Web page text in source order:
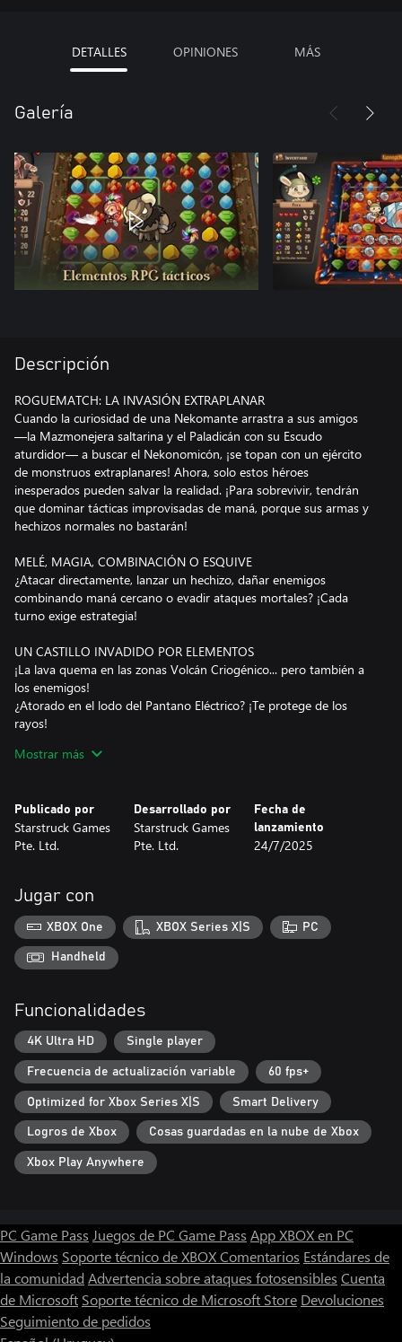
DETALLES OPINIONES MÁS
Galería
Descripción
ROGUEMATCH: LA INVASIÓN EXTRAPLANAR
Cuando la curiosidad de una Nekomante arrastra a sus amigos
—la Mazmonejera saltarina y el Paladicán con su Escudo
aturdidor— a buscar el Nekonomicón, ¡se topan con un ejército
de monstruos extraplanares! Ahora, solo estos héroes
inesperados pueden salvar la realidad. ¡Para sobrevivir, tendrán
que dominar tácticas improvisadas de maná, porque sus armas y
hechizos normales no bastarán!
MELÉ, MAGIA, COMBINACIÓN O ESQUIVE
¿Atacar directamente, lanzar un hechizo, dañar enemigos
combinando maná cercano o evadir ataques mortales? ¡Cada
turno exige estrategia!
UN CASTILLO INVADIDO POR ELEMENTOS
¡La lava quema en las zonas Volcán Criogénico... pero también a
los enemigos!
¿Atorado en el lodo del Pantano Eléctrico? ¡Te protege de los
rayos!
¡Huye del aliento helado de Gelidorochi!
DESCUBRE ESTILOS DE JUEGO
Combina 6 héroes únicos con 6 poderes de maná:
Hechicerdo + Tiempo = Detén el tiempo para turnos extras
Barbárave + Bomba = Experto en combate cuerpo a cuerpo
¡Mejora tu build con hechizos, objetos y mejoras aleatorios del
castillo!
SISTEMAS ROGUELIKE
Mapas generados proceduralmente: Cada partida es única.
+170 hechizos/objetos contra +70 enemigos/jefes.
¿Derrotarás la invasión extraplanar... o tu reino caerá por un
libro?
Mostrar más
Publicado por
Starstruck Games
Pte. Ltd.
Desarrollado por
Starstruck Games
Pte. Ltd.
Fecha de
lanzamiento
24/7/2025
Jugar con
XBOX One XBOX Series X|S PC
Handheld
Funcionalidades
4K Ultra HD Single player
Frecuencia de actualización variable 60 fps+
Optimized for Xbox Series X|S Smart Delivery
Logros de Xbox Cosas guardadas en la nube de Xbox
Xbox Play Anywhere
PC Game Pass Juegos de PC Game Pass App XBOX en PC
Windows Soporte técnico de XBOXComentarios Estándares de
la comunidad Advertencia sobre ataques fotosensibles Cuenta
de Microsoft Soporte técnico de Microsoft Store Devoluciones
Seguimiento de pedidos